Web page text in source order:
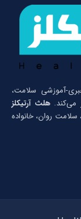
خبری-آموزشی سلامت،
می‌کند.هلث آرتیکلز
روان، خانواده